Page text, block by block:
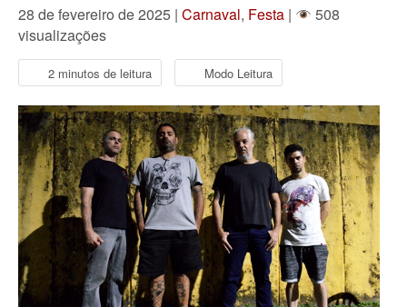
28 de fevereiro de 2025 | Carnaval, Festa |
508
visualizações
2 minutos de leitura Modo Leitura